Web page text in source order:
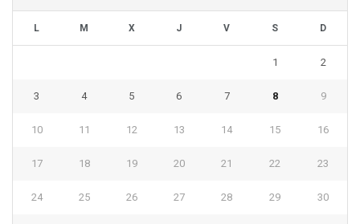
L M X J V S D
1 2
3 4 5 6 7 8 9
10 11 12 13 14 15 16
17 18 19 20 21 22 23
24 25 26 27 28 29 30